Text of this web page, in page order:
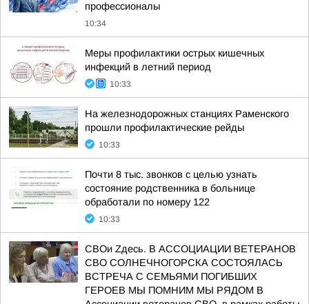
профессионалы
10:34
Меры профилактики острых кишечных
инфекций в летний период
10:33
На железнодорожных станциях Раменского
прошли профилактические рейды
10:33
Почти 8 тыс. звонков с целью узнать
состояние родственника в больнице
обработали по номеру 122
10:33
СВОи Zдесь. В АССОЦИАЦИИ ВЕТЕРАНОВ
СВО СОЛНЕЧНОГОРСКА СОСТОЯЛАСЬ
ВСТРЕЧА С СЕМЬЯМИ ПОГИБШИХ
ГЕРОЕВ МЫ ПОМНИМ МЫ РЯДОМ В